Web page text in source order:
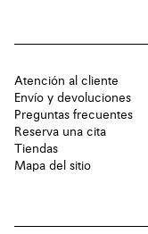
Atención al cliente
Envío y devoluciones
Preguntas frecuentes
Reserva una cita
Tiendas
Mapa del sitio